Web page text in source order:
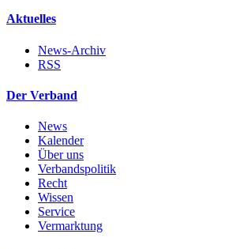
Aktuelles
News-Archiv
RSS
Der Verband
News
Kalender
Über uns
Verbandspolitik
Recht
Wissen
Service
Vermarktung